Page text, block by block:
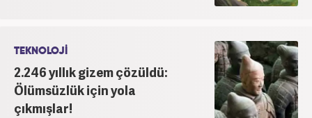
TEKNOLOJİ
2.246 yıllık gizem çözüldü:
Ölümsüzlük için yola
çıkmışlar!